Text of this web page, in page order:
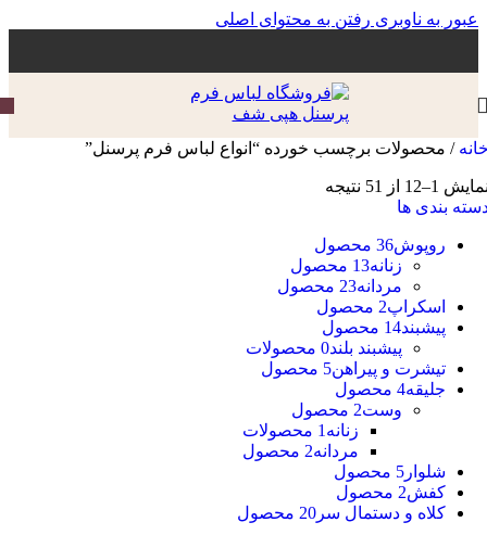
عبور به ناوبری رفتن به محتوای اصلی
/ محصولات برچسب خورده “انواع لباس فرم پرسنل”
1–12 از 51 نتیجه
بندی ها
روپوش36 محصول
زنانه13 محصول
مردانه23 محصول
اسکراپ2 محصول
پیشبند14 محصول
پیشبند بلند0 محصولات
تیشرت و پیراهن5 محصول
جلیقه4 محصول
وست2 محصول
زنانه 1 محصولات
مردانه2 محصول
شلوار 5 محصول
کفش2 محصول
کلاه و دستمال سر 20 محصول